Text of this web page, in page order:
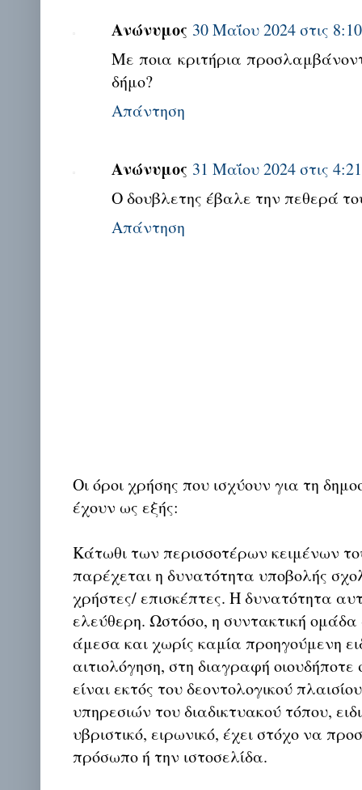
Ανώνυμος 30 Μαΐου 2024 στις
Με ποια κριτήρια
δήμο?
Απάντηση
Ανώνυμος 31 Μαΐου 2024 στις
Ο δουβλετης έβαλε την πεθερά
Απάντηση
Οι όροι χρήσης που ισχύουν για τη
έχουν ως εξής:
Κάτωθι των περισσοτέρων κειμένων
παρέχεται η δυνατότητα υποβολής
χρήστες/ επισκέπτες. Η δυνατότητα
ελεύθερη. Ωστόσο, η συντακτική
άμεσα και χωρίς καμία προηγούμενη
αιτιολόγηση, στη διαγραφή οιουδήποτε
είναι εκτός του δεοντολογικού
υπηρεσιών του διαδικτυακού τόπου,
υβριστικό, ειρωνικό, έχει στόχο να
πρόσωπο ή την ιστοσελίδα.